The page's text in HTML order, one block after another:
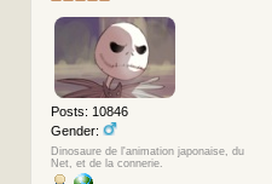
Posts: 10846
Gender:
Dinosaure de l'animation japonaise, du
Net, et de la connerie.